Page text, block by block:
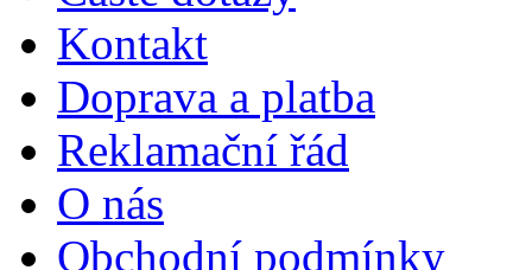
Kontakt
Doprava a platba
Reklamační řád
O nás
Obchodní podmínky